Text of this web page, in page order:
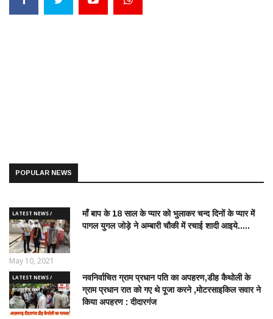
POPULAR NEWS
LATEST NEWS /
ताज़ातरीन खबरें
माँ बाप के 18 साल के प्यार को भुलाकर चन्द दिनों के प्यार में
पागल युगल जोड़े ने अम्बारी चौकी में रचाई शादी आइये.....
May 10, 2021
LATEST NEWS /
ताज़ातरीन खबरें
नवनिर्वाचित ग्राम प्रधान पति का अपहरण,डीह कैथोली के
ग्राम प्रधान रात को गए थे पूजा करने ,मोटरसाइकिल सवार ने
किया अपहरण : दीदारगंज